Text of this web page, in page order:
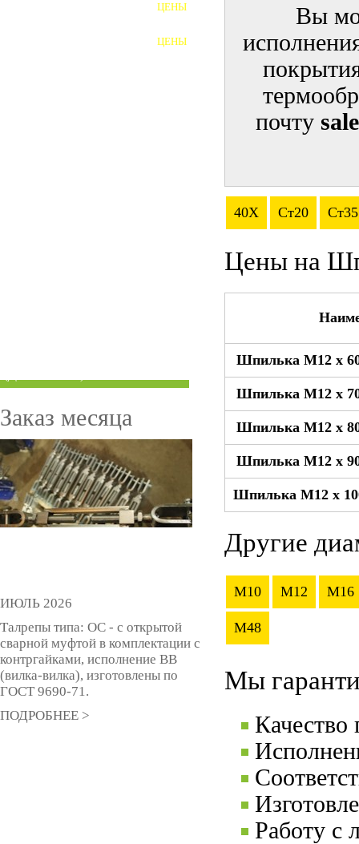
Вы
почту
40Х Ст20 Ст35
Цены на
Шпилька М12 x
Шпилька М12 x
Шпилька М12 x
Шпилька М12 x
Шпилька М12 x
Другие
M10 M12 M16
M48
Мы
Качество
Работу с
ЦЕНЫ
ЦЕНЫ
Заказ месяца
ИЮЛЬ 2026
Талрепы типа: ОС - с открытой
сварной муфтой в комплектации с
контргайками, исполнение ВВ
(вилка-вилка), изготовлены по
ГОСТ 9690-71.
ПОДРОБНЕЕ >